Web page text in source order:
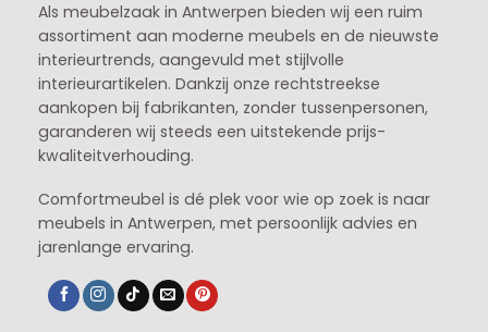
Als meubelzaak in Antwerpen bieden wij een ruim
assortiment aan moderne meubels en de nieuwste
interieurtrends, aangevuld met stijlvolle
interieurartikelen. Dankzij onze rechtstreekse
aankopen bij fabrikanten, zonder tussenpersonen,
garanderen wij steeds een uitstekende prijs-
kwaliteitverhouding.
Comfortmeubel is dé plek voor wie op zoek is naar
meubels in Antwerpen, met persoonlijk advies en
jarenlange ervaring.